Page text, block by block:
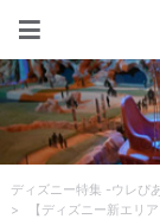
ディズニー特集 -ウレぴ
>
【ディズニー新エリ